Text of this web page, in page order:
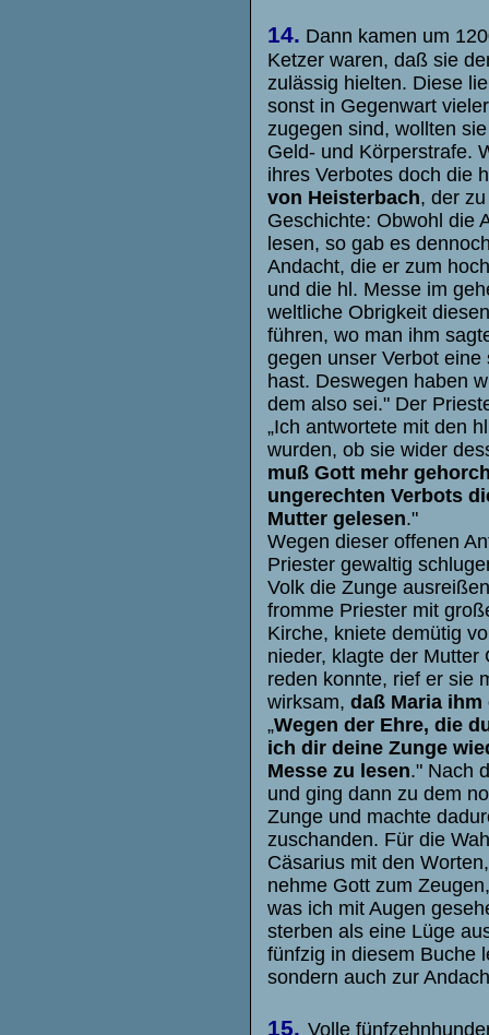
14. Dann kamen um
Ketzer waren, daß sie
zulässig hielten. Diese
sonst in Gegenwart
zugegen sind, wollten
Geld- und Körperstrafe.
ihres Verbotes doch die
von Heisterbach, der
Geschichte: Obwohl die
lesen, so gab es
Andacht, die er zum
und die hl. Messe im
weltliche Obrigkeit
führen, wo man ihm
gegen unser Verbot
hast. Deswegen haben
dem also sei." Der
„Ich antwortete mit den
wurden, ob sie wider
muß Gott mehr
ungerechten Verbots
Mutter gelesen."
Wegen dieser offenen
Priester gewaltig
Volk die Zunge
fromme Priester mit
Kirche, kniete demütig
nieder, klagte der
reden konnte, rief er sie
wirksam, daß Maria
„Wegen der Ehre, die
ich dir deine Zunge
Messe zu lesen." Nach
und ging dann zu dem
Zunge und machte
zuschanden. Für die
Cäsarius mit den
nehme Gott zum
was ich mit Augen
sterben als eine Lüge
fünfzig in diesem Buche
sondern auch zur
15. Volle